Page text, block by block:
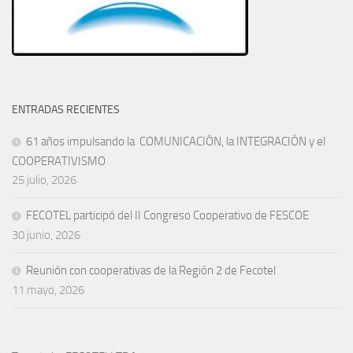
ENTRADAS RECIENTES
61 años impulsando la COMUNICACIÓN, la INTEGRACIÓN y el
COOPERATIVISMO
25 julio, 2026
FECOTEL participó del II Congreso Cooperativo de FESCOE
30 junio, 2026
Reunión con cooperativas de la Región 2 de Fecotel
11 mayo, 2026